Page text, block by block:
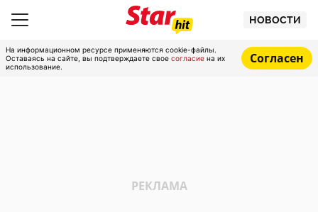
НОВОСТИ
На информационном ресурсе применяются cookie-файлы.
Оставаясь на сайте, вы подтверждаете свое согласие на их
использование.
Согласен